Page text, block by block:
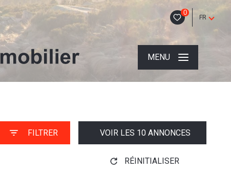
0
FR
MENU
FILTRER VOIR LES 10ANNONCES
RÉINITIALISER